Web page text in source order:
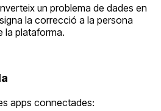
un problema de dades en
la correcció a la persona
la plataforma.
apps connectades: